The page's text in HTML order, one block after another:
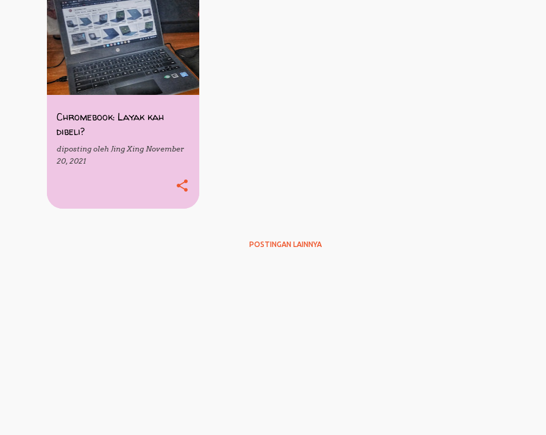
Chromebook: Layak kah
dibeli?
diposting oleh Jing Xing November
20, 2021
CHROMEOS LINUX PILIHAN
+
SOFTWARE
POSTINGAN LAINNYA